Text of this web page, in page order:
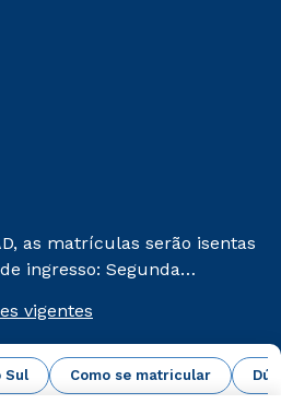
Sul Como se matricular
as matrículas serão isentas
ingresso: Segunda
de matrícula será de R$
aos cursos: Ensino
vigentes
Sul Educacional © 2026 -